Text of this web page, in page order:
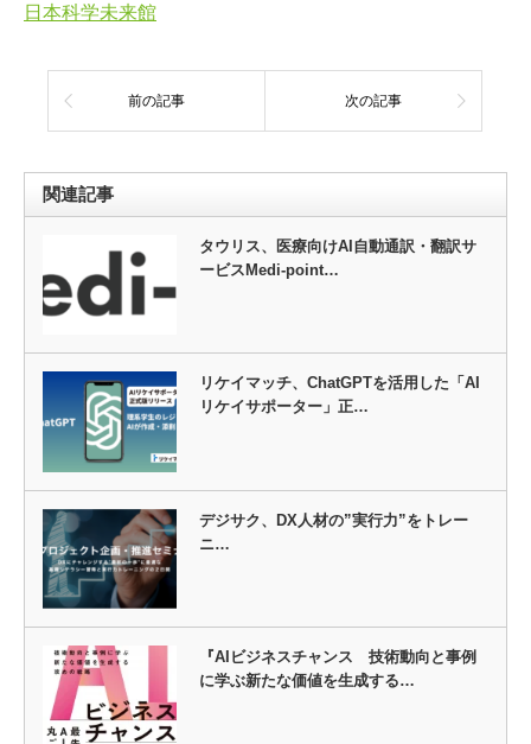
日本科学未来館
前の記事 次の記事
関連記事
タウリス、医療向けAI自動通訳・翻訳サ
ービスMedi-point…
リケイマッチ、ChatGPTを活用した「AI
リケイサポーター」正…
デジサク、DX人材の”実行力”をトレー
ニ…
『AIビジネスチャンス 技術動向と事例
に学ぶ新たな価値を生成する…